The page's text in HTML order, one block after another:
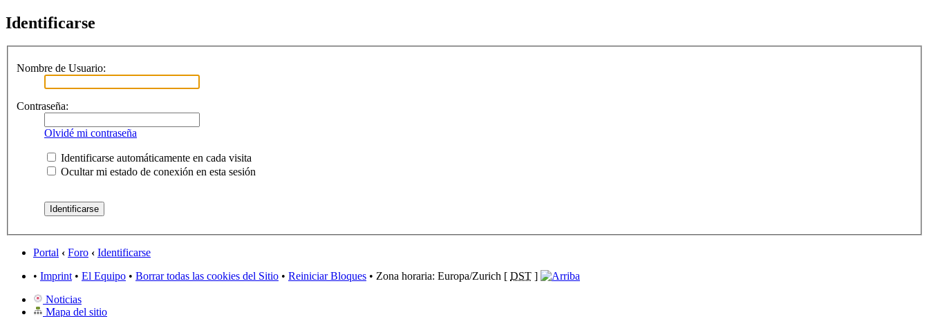
Identificarse
Nombre de Usuario:
Contraseña:
Olvidé mi contraseña
Identificarse automáticamente en cada visita
Ocultar mi estado de conexión en esta sesión
Portal ‹ Foro ‹ Identificarse
• Imprint • El Equipo • Borrar todas las cookies del Sitio • Reiniciar Bloques • Zona horaria: Europa/Zurich [ DST ]
Noticias
Mapa del sitio